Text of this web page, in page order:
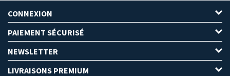
CONNEXION
PAIEMENT SÉCURISÉ
NEWSLETTER
LIVRAISONS PREMIUM